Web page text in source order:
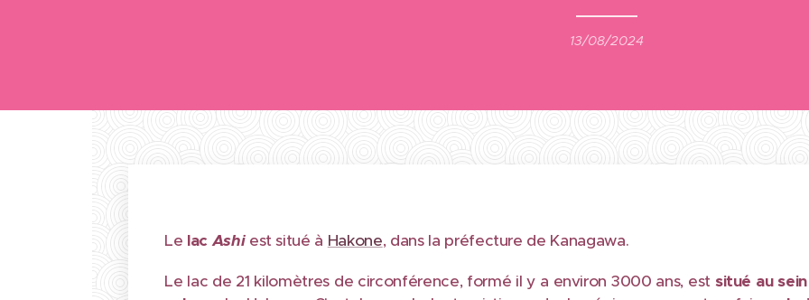
13/08/2024
Le lacAshiest situé à Hakone, dans la préfecture de Kanagawa.
Le lac de 21 kilomètres de circonférence, formé il y a environ 3000 ans, estsitué au